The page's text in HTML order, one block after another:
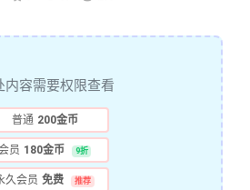
内容需要权限查看
普通 200金币
员 180金币 9折
久会员 免费 推荐